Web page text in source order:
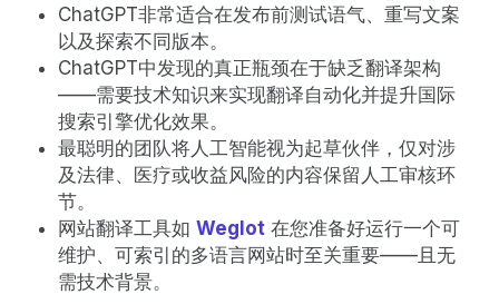
ChatGPT非常适合在发布前测试语气、重写文案
以及探索不同版本。
ChatGPT中发现的真正瓶颈在于缺乏翻译架构
——需要技术知识来实现翻译自动化并提升国际
搜索引擎优化效果。
最聪明的团队将人工智能视为起草伙伴，仅对涉
及法律、医疗或收益风险的内容保留人工审核环
节。
网站翻译工具如 Weglot 在您准备好运行一个可
维护、可索引的多语言网站时至关重要——且无
需技术背景。